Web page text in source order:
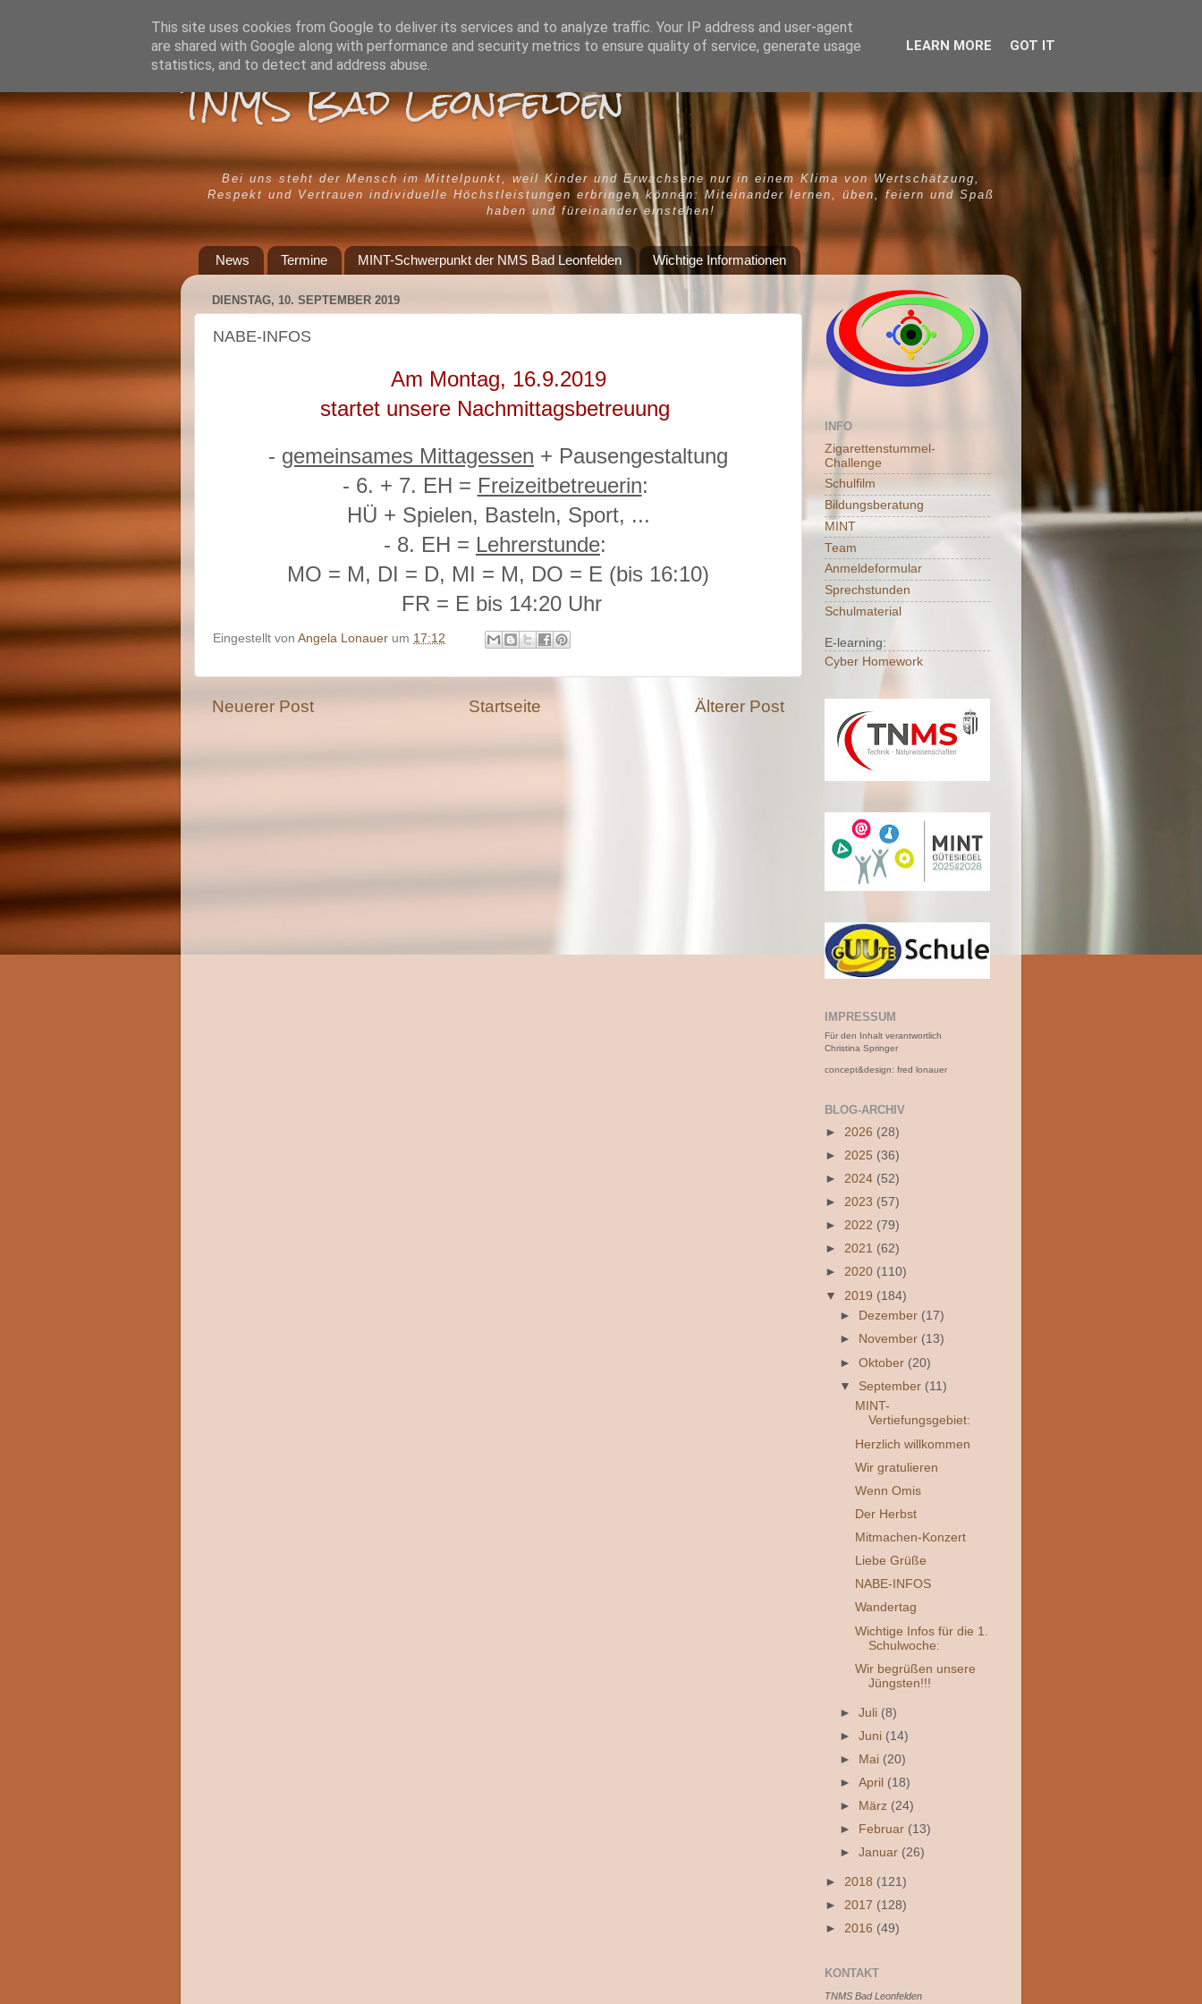
TNMS Bad Leonfelden
Bei uns steht der Mensch im Mittelpunkt, weil Kinder und Erwachsene nur in einem Klima von Wertschätzung,
Respekt und Vertrauen individuelle Höchstleistungen erbringen können: Miteinander lernen, üben, feiern und Spaß
haben und füreinander einstehen!
News Termine MINT-Schwerpunkt der NMS Bad Leonfelden Wichtige Informationen
DIENSTAG, 10. SEPTEMBER 2019
NABE-INFOS
Am Montag, 16.9.2019
startet unsere Nachmittagsbetreuung
- gemeinsames Mittagessen + Pausengestaltung
- 6. + 7. EH = Freizeitbetreuerin:
HÜ + Spielen, Basteln, Sport, ...
- 8. EH = Lehrerstunde:
MO = M, DI = D, MI = M, DO = E (bis 16:10)
FR = E bis 14:20 Uhr
Eingestellt von Angela Lonauer um 17:12
Neuerer Post Älterer Post
Startseite
INFO
Zigarettenstummel-
Challenge
Schulfilm
Bildungsberatung
MINT
Team
Anmeldeformular
Sprechstunden
Schulmaterial
E-learning:
Cyber Homework
IMPRESSUM
Für den Inhalt verantwortlich
Christina Springer
concept&design: fred lonauer
BLOG-ARCHIV
► 2026 (28)
► 2025 (36)
► 2024 (52)
► 2023 (57)
► 2022 (79)
► 2021 (62)
► 2020 (110)
▼ 2019 (184)
►
Dezember (17)
►
November (13)
►Oktober (20)
▼ September (11)
MINT-
Vertiefungsgebiet:
Herzlich willkommen
Wir gratulieren
Wenn Omis
Der Herbst
Mitmachen-Konzert
Liebe Grüße
NABE-INFOS
Wandertag
Wichtige Infos für die 1.
Schulwoche:
Wir begrüßen unsere
Jüngsten!!!
►Juli (8)
►Juni (14)
►
Mai (20)
►April (18)
►
März (24)
►
Februar (13)
►Januar (26)
► 2018 (121)
► 2017 (128)
► 2016 (49)
KONTAKT
TNMS Bad Leonfelden
This site uses cookies from Google to deliver its services and to analyze traffic. Your IP address and user-agent
are shared with Google along with performance and security metrics to ensure quality of service, generate usage
statistics, and to detect and address abuse.
LEARN MORE GOT IT